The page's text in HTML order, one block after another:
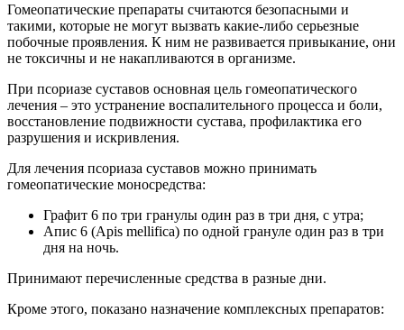
Гомеопатические препараты считаются безопасными и
такими, которые не могут вызвать какие-либо серьезные
побочные проявления. К ним не развивается привыкание, они
не токсичны и не накапливаются в организме.
При псориазе суставов основная цель гомеопатического
лечения – это устранение воспалительного процесса и боли,
восстановление подвижности сустава, профилактика его
разрушения и искривления.
Для лечения псориаза суставов можно принимать
гомеопатические моносредства:
Графит 6 по три гранулы один раз в три дня, с утра;
Апис 6 (Apis mellifica) по одной грануле один раз в три
дня на ночь.
Принимают перечисленные средства в разные дни.
Кроме этого, показано назначение комплексных препаратов: